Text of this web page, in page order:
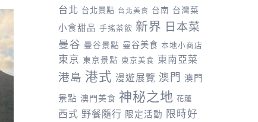
台北 台北景點 台北美食 台南 台灣菜
小食甜品 手搖茶飲 新界 日本菜
曼谷 曼谷景點 曼谷美食 本地小商店
東京 東京景點 東京美食 東南亞菜
港島 港式 漫遊展覽 澳門 澳門
景點 澳門美食 神秘之地 花蓮
西式 野餐隨行 限定活動 限時好